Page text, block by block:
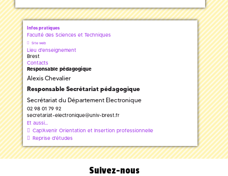
Infos pratiques
Faculté des Sciences et Techniques
Site web
Lieu d'enseignement
Brest
Contacts
Responsable pédagogique
Alexis Chevalier
Responsable Secrétariat pédagogique
Secrétariat du Département Electronique
02 98 01 79 92
secretariat-electronique@univ-brest.fr
Et aussi...
Cap'Avenir Orientation et Insertion professionnelle
Reprise d'études
Suivez-nous